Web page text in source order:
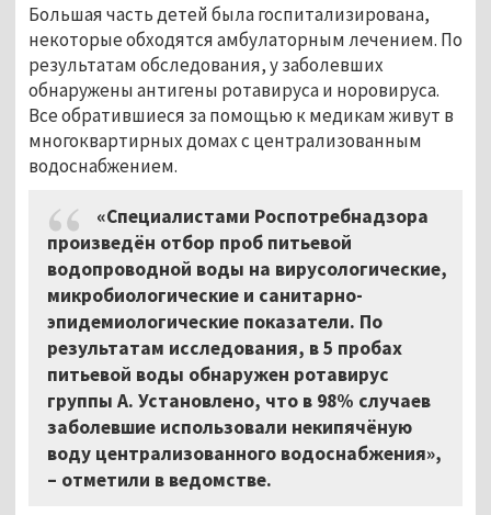
Большая часть детей была госпитализирована,
некоторые обходятся амбулаторным лечением. По
результатам обследования, у заболевших
обнаружены антигены ротавируса и норовируса.
Все обратившиеся за помощью к медикам живут в
многоквартирных домах с централизованным
водоснабжением.
«Специалистами Роспотребнадзора
произведён отбор проб питьевой
водопроводной воды на вирусологические,
микробиологические и санитарно-
эпидемиологические показатели. По
результатам исследования, в 5 пробах
питьевой воды обнаружен ротавирус
группы А. Установлено, что в 98% случаев
заболевшие использовали некипячёную
воду централизованного водоснабжения»,
– отметили в ведомстве.